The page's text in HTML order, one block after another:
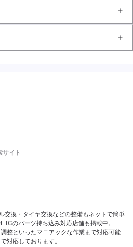
イト
交換・タイヤ交換などの整備もネットで簡単
のパーツ持ち込み対応店舗も掲載中。
整といったマニアックな作業まで対応可能
対応しております。